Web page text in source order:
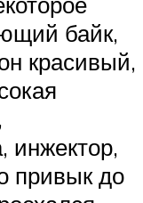
байк,
красивый,
инжектор,
привык до